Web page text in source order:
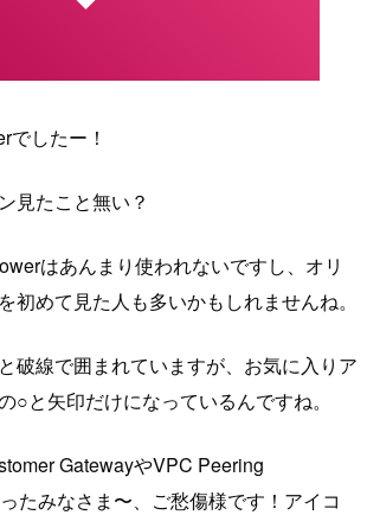
でしたー！
見たこと無い？
はあんまり使われないですし、オリ
初めて見た人も多いかもしれませんね。
破線で囲まれていますが、お気に入りア
○と矢印だけになっているんですね。
GatewayやVPC Peering
たみなさま〜、ご愁傷様です！アイコ